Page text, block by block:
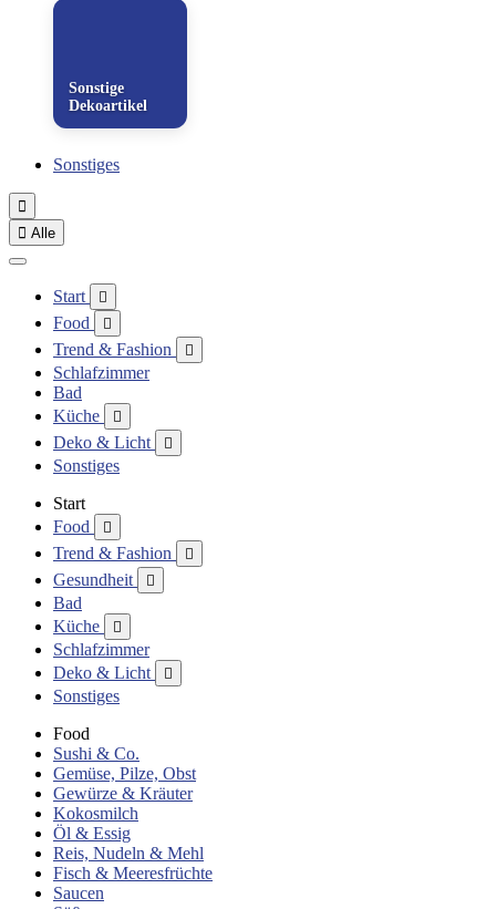
Sonstige
Dekoartikel
Sonstiges

 Alle
Start 
Food 
Trend & Fashion 
Schlafzimmer
Bad
Küche

Deko & Licht 
Sonstiges
Start
Food

Trend & Fashion 
Gesundheit 
Bad
Küche

Schlafzimmer
Deko & Licht

Sonstiges
Food
Sushi & Co.
Gemüse, Pilze, Obst
Gewürze & Kräuter
Kokosmilch
Öl & Essig
Reis, Nudeln & Mehl
Fisch & Meeresfrüchte
Saucen